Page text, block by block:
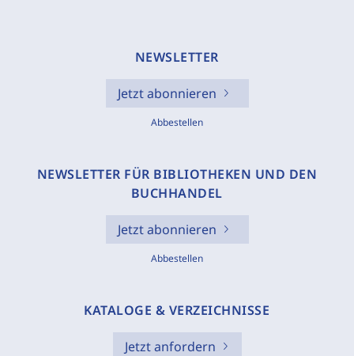
NEWSLETTER
Jetzt abonnieren
Abbestellen
NEWSLETTER FÜR BIBLIOTHEKEN UND DEN
BUCHHANDEL
Jetzt abonnieren
Abbestellen
KATALOGE & VERZEICHNISSE
Jetzt anfordern